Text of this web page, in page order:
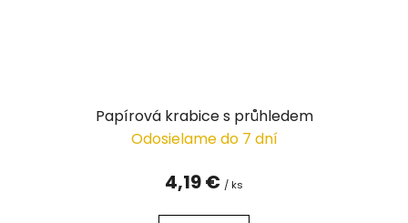
Papírová krabice s průhledem
Odosielame do 7 dní
4,19 € / ks